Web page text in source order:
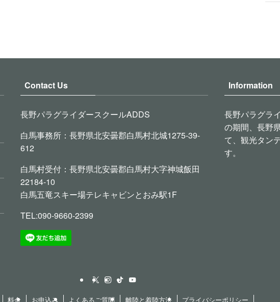
Contact Us
長野パラグライダースクールADDS
白馬事務所：長野県北安曇郡白馬村北城1275-39-
612
白馬村受付：長野県北安曇郡白馬村大字神城飯田
22184-10
白馬五竜スキー場テレキャビンとおみ駅1F
TEL:090-9660-2399
Information
長野パラグラ
の期間、長野
て、観光タン
す。
料金 お申込み よくあるご質問 離陸と着陸方法 プライバシーポリシー